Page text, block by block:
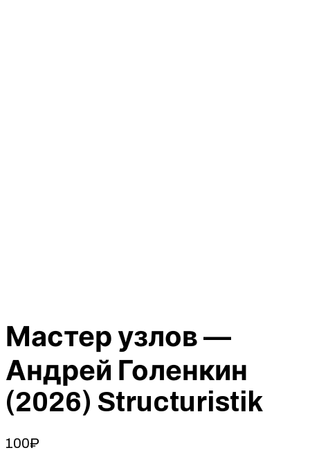
Мастер узлов —
Андрей Голенкин
(2026) Structuristik
100₽